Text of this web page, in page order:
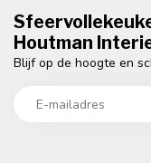
Houtman
Blijf op de hoogte en